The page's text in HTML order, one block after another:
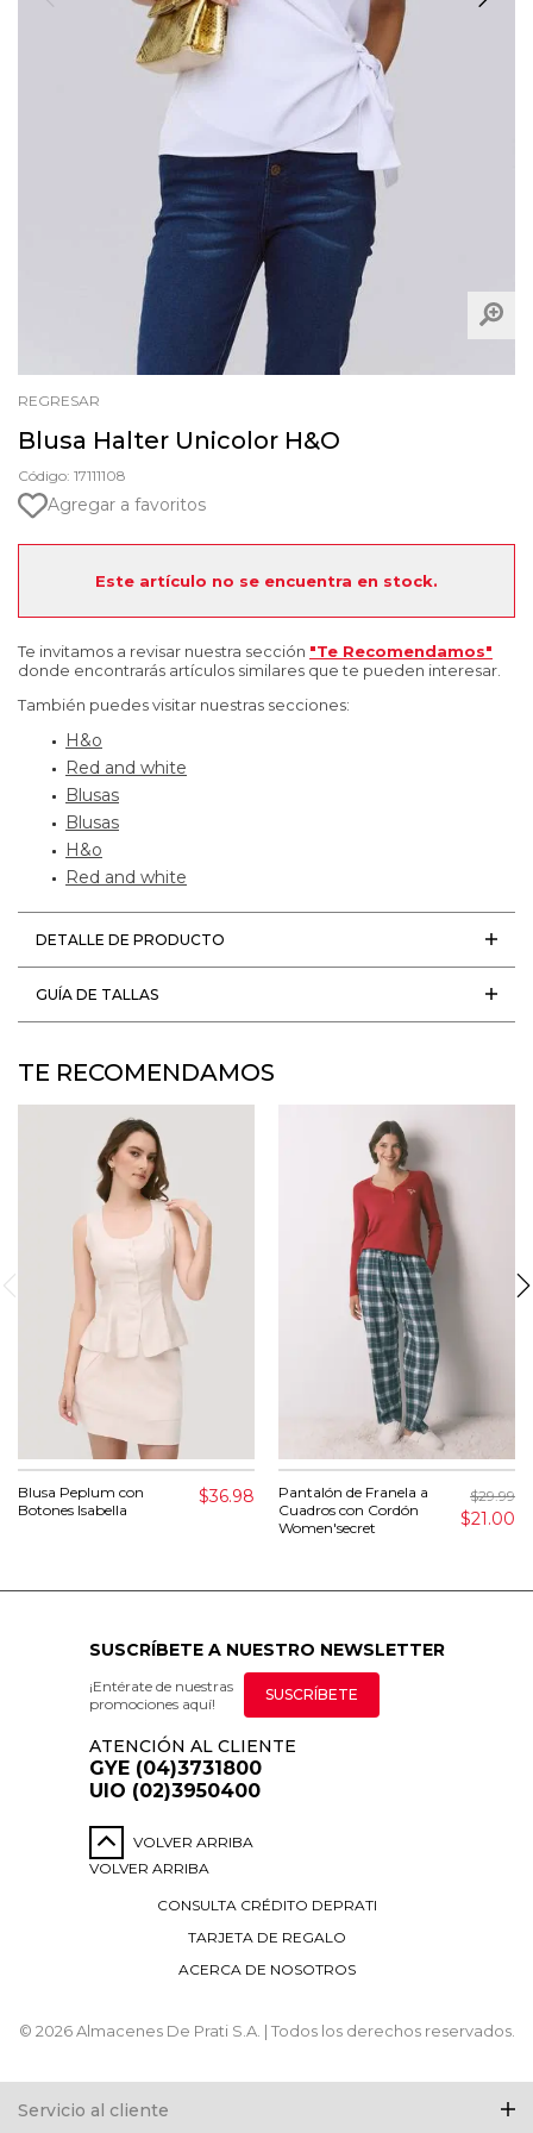
REGRESAR
Blusa Halter Unicolor H&O
Código: 17111108
Agregar a favoritos
Este artículo no se encuentra en stock.
Te invitamos a revisar nuestra sección "Te Recomendamos"
donde encontrarás artículos similares que te pueden interesar.
También puedes visitar nuestras secciones:
H&o
Red and white
Blusas
Blusas
H&o
Red and white
DETALLE DE PRODUCTO
GUÍA DE TALLAS
TE RECOMENDAMOS
Blusa Peplum con
Botones Isabella
$36.98
Pantalón de Franela a
Cuadros con Cordón
Women'secret
$29.99
$21.00
SUSCRÍBETE A NUESTRO NEWSLETTER
¡Entérate de nuestras
promociones aquí!
SUSCRÍBETE
ATENCIÓN AL CLIENTE
GYE (04)3731800
UIO (02)3950400
VOLVER ARRIBA
VOLVER ARRIBA
Servicio al cliente
CONSULTA CRÉDITO DEPRATI
TARJETA DE REGALO
ACERCA DE NOSOTROS
© 2026 Almacenes De Prati S.A. | Todos los derechos reservados.